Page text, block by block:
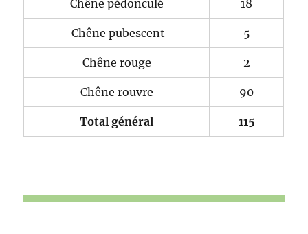
Chêne pédonculé 18
Chêne pubescent 5
Chêne rouge 2
Chêne rouvre 90
Total général 115